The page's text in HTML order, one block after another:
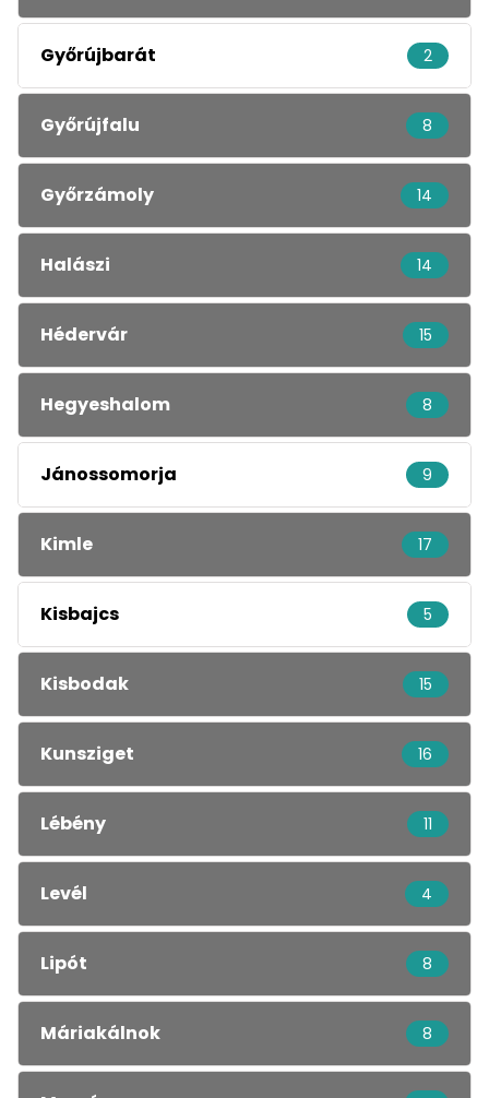
Győrújbarát 2
Győrújfalu 8
Győrzámoly 14
Halászi 14
Hédervár 15
Hegyeshalom 8
Jánossomorja 9
Kimle 17
Kisbajcs 5
Kisbodak 15
Kunsziget 16
Lébény 11
Levél 4
Lipót 8
Máriakálnok 8